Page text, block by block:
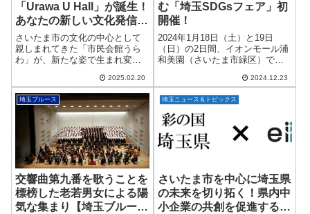
「Urawa U Hall」が誕生！
あなたの新しい文化発信拠
点に
さいたま市の文化の中心として
親しまれてきた「市民会館うら
わ」が、新たな姿で生まれ変わ
月、浦和駅西口の複合施設内に
移転し、その愛称が「Urawa U
Hall（ウラワ ユーホール）」に
2025.02.20
む「埼玉SDGsフェア」初
開催！
2024年1月18日（土）と19日
（日）の2日間、イオンモール浦
和美園（さいたま市緑区）で、
SDGsフェア」が行われます！こ
目標（SDGs）を楽しく学べるワ
ーク...
2024.12.23
埼玉ブルース
交響曲第九番を歌うことを
標榜した老若男女による陽
気な集まり【埼玉ブルース
埼玉ニュース＆トピックス
さいたま市を中心に埼玉県
の未来を切り拓く！県内中
小企業の共創を促進する